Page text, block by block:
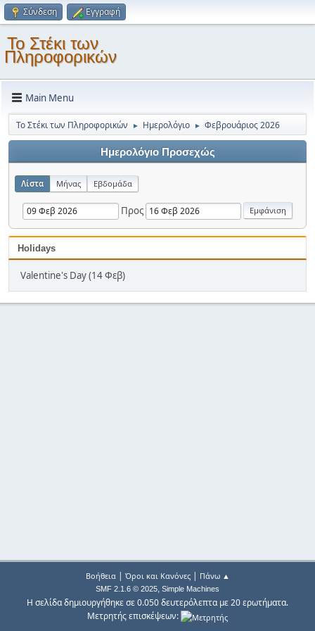
Σύνδεση Εγγραφή
Το Στέκι των
Πληροφορικών
Main Menu
Το Στέκι των Πληροφορικών ► Ημερολόγιο ► Φεβρουάριος 2026
Ημερολόγιο Προσεχώς
Λίστα Μήνας Εβδομάδα
Προς
Holidays
Valentine's Day (14 Φεβ)
Βοήθεια| Όροι και Κανόνες| Πάνω ▲
SMF 2.1.6 © 2025, Simple Machines
Η σελίδα δημιουργήθηκε σε 0.050 δευτερόλεπτα με 20 ερωτήματα.
Μετρητής επισκέψεων: